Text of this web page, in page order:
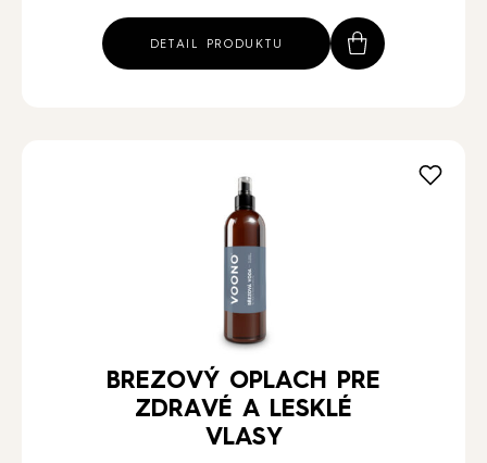
DETAIL PRODUKTU
BREZOVÝ OPLACH PRE
ZDRAVÉ A LESKLÉ
VLASY